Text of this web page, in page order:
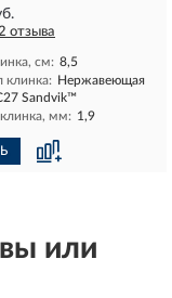
отзыва
см: 8,5
клинка: Нержавеющая
Sandvik™
мм: 1,9
или